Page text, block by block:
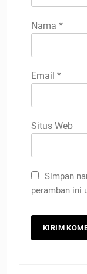
Nama *
Email *
Situs Web
Simpan
peramban ini